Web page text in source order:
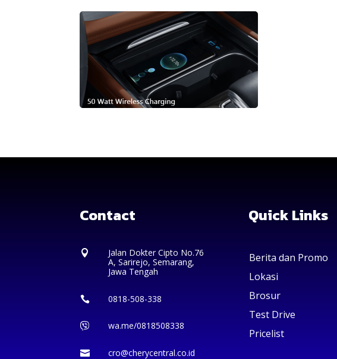
Contact

Jalan Dokter Cipto No.76
A, Sarirejo, Semarang,
Jawa Tengah
 0818-508-338
 wa.me/0818508338
 cro@cherycentral.co.id
Quick Links
Berita dan Promo
Lokasi
Brosur
Test Drive
Pricelist